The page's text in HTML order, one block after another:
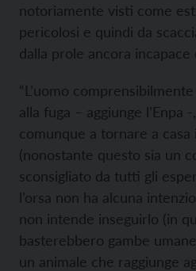
notoriamente visti come
pericolosi e quindi da
dalla prole ancora incapace
“L’uomo
alla fuga – aggiunge l’Enpa
comunque a tornare a casa
(nonostante questo sia un
sconsigliato da tutti gli
l’orsa non ha alcuna
non intende inseguirlo (in
basterebbero gambe
un animale che raggiunge